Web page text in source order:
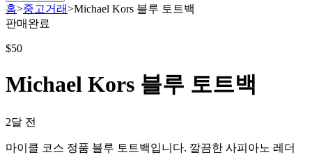
홈>중고거래>Michael Kors 블루 토트백
판매완료
$50
Michael Kors 블루 토트백
2달 전
마이클 코스 정품 블루 토트백입니다. 깔끔한 사피아노 레더